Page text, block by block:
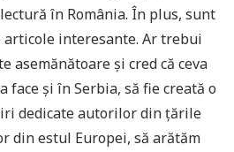
în România. În plus, sunt
interesante. Ar trebui
asemănătoare și cred că ceva
face și în Serbia, să fie creată o
dedicate autorilor din țările
din estul Europei, să arătăm